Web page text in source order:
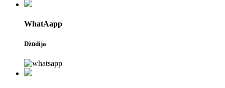
WhatAapp
Džūdija